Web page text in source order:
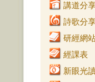
講道分
詩歌分
研經網
經課表
新眼光